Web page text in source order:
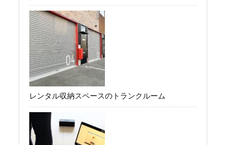
レンタル収納スペースのトランクルーム